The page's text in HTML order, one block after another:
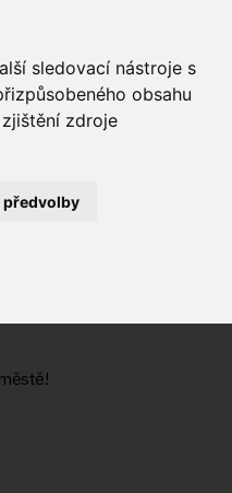
sledovací nástroje s
obsahu
zdroje
předvolby